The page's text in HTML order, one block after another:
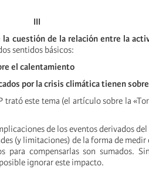
III
cuestión de la relación entre la
sentidos básicos:
el calentamiento
por la crisis climática tienen
este tema (el artículo sobre la
de los eventos derivados
(y limitaciones) de la forma de medir
para compensarlas son sumados.
ignorar este impacto.